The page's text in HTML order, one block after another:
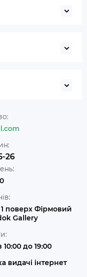
26
поверх Фірмовий
Gallery
до 19:00